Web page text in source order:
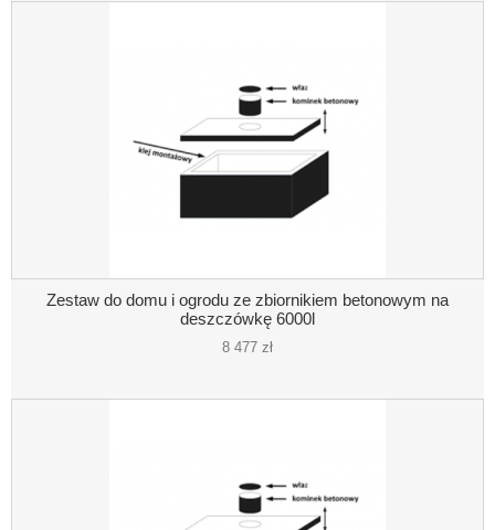
Zestaw do domu i ogrodu ze zbiornikiem betonowym na
deszczówkę 6000l
8 477 zł